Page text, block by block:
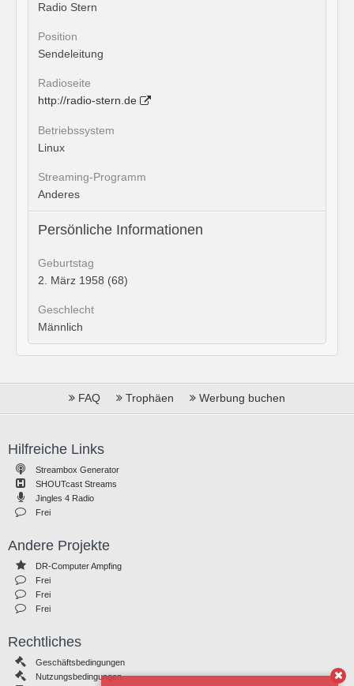
Radio Stern
Position
Sendeleitung
Radioseite
http://radio-stern.de
Betriebssystem
Linux
Streaming-Programm
Anderes
Persönliche Informationen
Geburtstag
2. März 1958 (68)
Geschlecht
Männlich
FAQ Trophäen Werbung buchen
Hilfreiche Links
Streambox Generator
SHOUTcast Streams
Jingles 4 Radio
Frei
Andere Projekte
DR-Computer Ampfing
Frei
Frei
Frei
Rechtliches
Geschäftsbedingungen
Nutzungsbedingungen